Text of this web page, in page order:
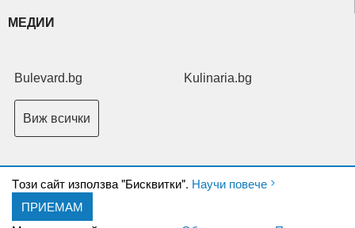
Tози сайт използва "Бисквитки". Научи повече
ПРИЕМАМ
МЕДИИ
Bulevard.bg Kulinaria.bg
Виж всички
Copyright © 2026 Ксениум ООД. Всички права запазени.